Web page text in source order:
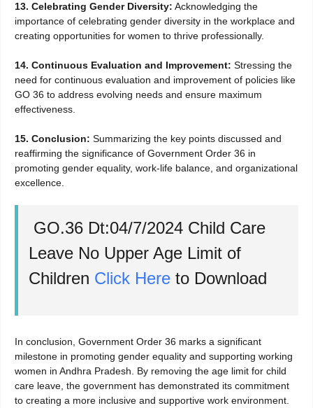
13. Celebrating Gender Diversity: Acknowledging the
importance of celebrating gender diversity in the workplace and
creating opportunities for women to thrive professionally.
14. Continuous Evaluation and Improvement: Stressing the
need for continuous evaluation and improvement of policies like
GO 36 to address evolving needs and ensure maximum
effectiveness.
15. Conclusion: Summarizing the key points discussed and
reaffirming the significance of Government Order 36 in
promoting gender equality, work-life balance, and organizational
excellence.
GO.36 Dt:04/7/2024 Child Care
Leave No Upper Age Limit of
Children Click Here to Download
In conclusion, Government Order 36 marks a significant
milestone in promoting gender equality and supporting working
women in Andhra Pradesh. By removing the age limit for child
care leave, the government has demonstrated its commitment
to creating a more inclusive and supportive work environment.